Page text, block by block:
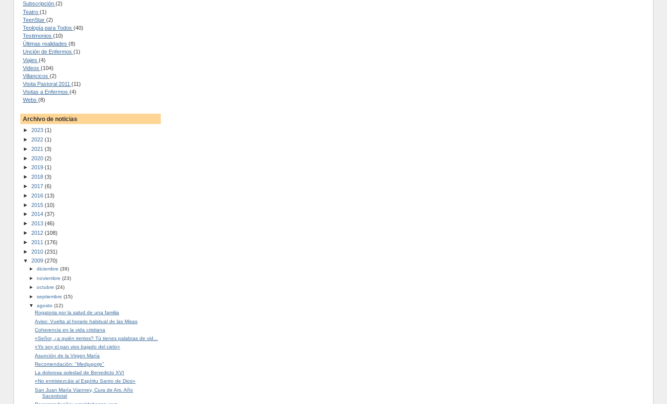
Subscripción (2)
Teatro (1)
TeenStar (2)
Teología para Todos (40)
Testimonios (10)
Últimas realidades (8)
Unción de Enfermos (1)
Viajes (4)
Videos (104)
Villancicos (2)
Visita Pastoral 2011 (11)
Visitas a Enfermos (4)
Webs (8)
Archivo de noticias
► 2023 (1)
► 2022 (1)
► 2021 (3)
► 2020 (2)
► 2019 (1)
► 2018 (3)
► 2017 (6)
► 2016 (13)
► 2015 (10)
► 2014 (37)
► 2013 (46)
► 2012 (108)
► 2011 (176)
► 2010 (231)
▼ 2009 (270)
► diciembre (39)
► noviembre (23)
► octubre (24)
► septiembre (15)
▼ agosto (12)
Rogatoria por la salud de una familia
Aviso: Vuelta al horario habitual de las Misas
Coherencia en la vida cristiana
«Señor, ¿a quién iremos? Tú tienes palabras de vid...
«Yo soy el pan vivo bajado del cielo»
Asunción de la Virgen María
Recomendación: "Medjugorje"
La dolorosa soledad de Benedicto XVI
«No entristezcáis al Espíritu Santo de Dios»
San Juan María Vianney, Cura de Ars. Año
Sacerdotal